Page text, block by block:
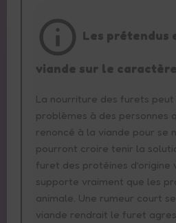
Les prétendus
viande sur le caractère
La nourriture des furets peut
problèmes à des personnes
renoncé à la viande pour se
pourront croire tenir la
furet des protéines d’origine
supporte vraiment que les
animale. Une rumeur court
viande rendrait le furet